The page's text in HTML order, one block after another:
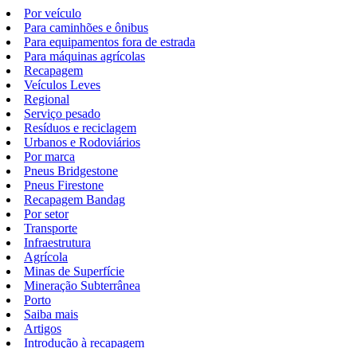
Por veículo
Para caminhões e ônibus
Para equipamentos fora de estrada
Para máquinas agrícolas
Recapagem
Veículos Leves
Regional
Serviço pesado
Resíduos e reciclagem
Urbanos e Rodoviários
Por marca
Pneus Bridgestone
Pneus Firestone
Recapagem Bandag
Por setor
Transporte
Infraestrutura
Agrícola
Minas de Superfície
Mineração Subterrânea
Porto
Saiba mais
Artigos
Introdução à recapagem